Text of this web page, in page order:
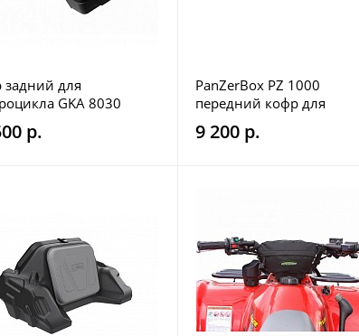
задний для
GKA 8030
р.
PanZerBox PZ 1000
передний кофр для
квадроцикла
9 200 р.